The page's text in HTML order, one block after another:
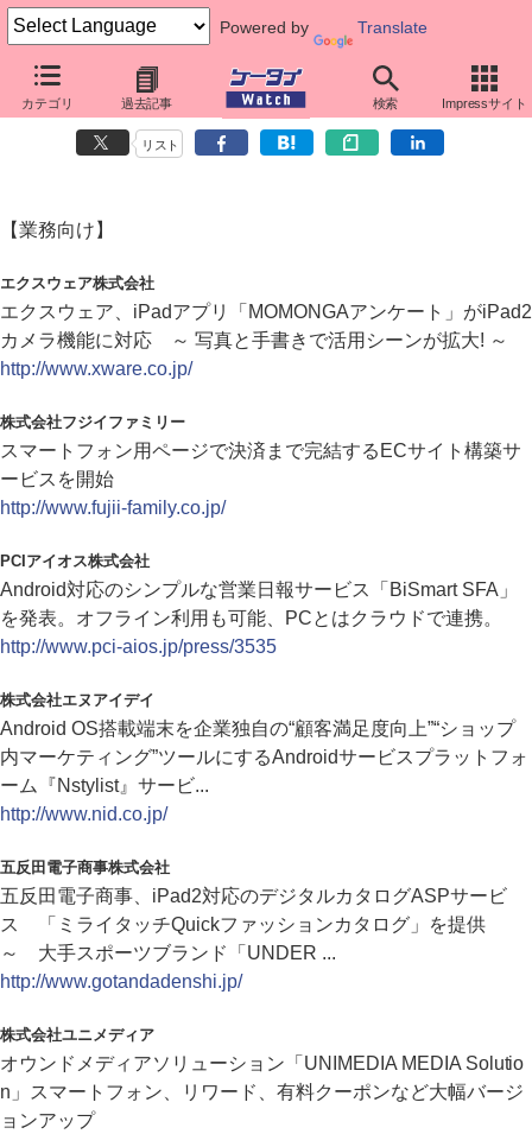
Powered by Translate
カテゴリ 過去記事 検索 Impressサイト
ダイジェストニュース（2011年4月28日）
リスト
【業務向け】
エクスウェア株式会社
エクスウェア、iPadアプリ「MOMONGAアンケート」がiPad2
カメラ機能に対応 ～ 写真と手書きで活用シーンが拡大! ～
http://www.xware.co.jp/
株式会社フジイファミリー
スマートフォン用ページで決済まで完結するECサイト構築サ
ービスを開始
http://www.fujii-family.co.jp/
PCIアイオス株式会社
Android対応のシンプルな営業日報サービス「BiSmart SFA」
を発表。オフライン利用も可能、PCとはクラウドで連携。
http://www.pci-aios.jp/press/3535
株式会社エヌアイデイ
Android OS搭載端末を企業独自の“顧客満足度向上”“ショップ
内マーケティング”ツールにするAndroidサービスプラットフォ
ーム『Nstylist』サービ...
http://www.nid.co.jp/
五反田電子商事株式会社
五反田電子商事、iPad2対応のデジタルカタログASPサービ
ス 「ミライタッチQuickファッションカタログ」を提供
～ 大手スポーツブランド「UNDER ...
http://www.gotandadenshi.jp/
株式会社ユニメディア
オウンドメディアソリューション「UNIMEDIA MEDIA Solutio
n」スマートフォン、リワード、有料クーポンなど大幅バージ
ョンアップ